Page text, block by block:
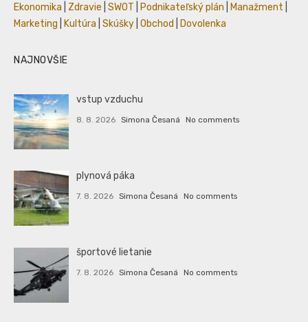
Ekonomika
Zdravie SWOT Podnikateľský plán Manažment
Marketing
Kultúra Skúšky Obchod Dovolenka
NAJNOVŠIE
vstup vzduchu
8. 8. 2026 Simona Česaná No comments
plynová páka
7. 8. 2026 Simona Česaná No comments
športové lietanie
7. 8. 2026 Simona Česaná No comments